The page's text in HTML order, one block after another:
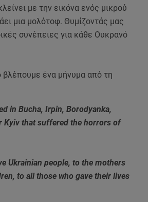
με την εικόνα ενός μικρού
μια μολότοφ. Θυμίζοντάς μας
συνέπειες για κάθε Ουκρανό
βλέπουμε ένα μήνυμα από τη
in Bucha, Irpin, Borodyanka,
Kyiv that suffered the horrors of
Ukrainian people, to the mothers
to all those who gave their lives